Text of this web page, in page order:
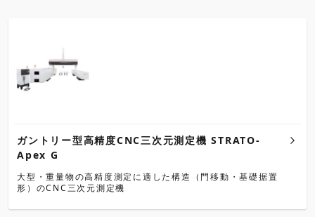
ガントリー型高精度CNC三次元測定機 STRATO-
Apex G
大型・重量物の高精度測定に適した構造（門移動・基礎据置
形）のCNC三次元測定機